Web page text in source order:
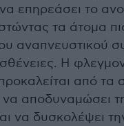
επηρεάσει το
τα άτομα
αναπνευστικού
Η
από τα
να αποδυναμώσει
να δυσκολέψει